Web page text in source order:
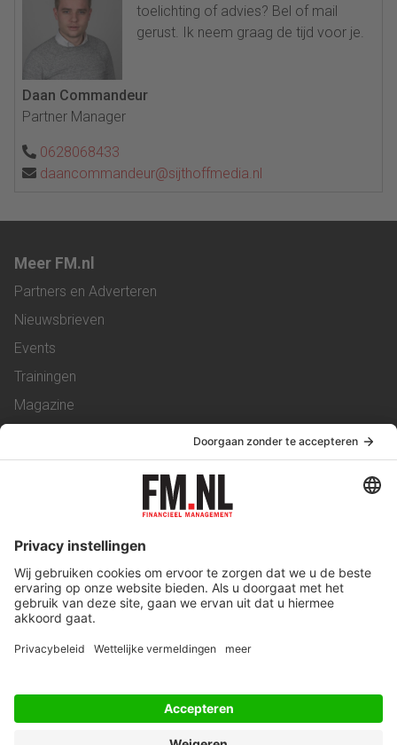
toelichting of advies? Bel of mail
gerust. Ik neem graag de tijd voor je.
Daan Commandeur
Partner Manager
0628068433
daancommandeur@sijthoffmedia.nl
Meer FM.nl
Partners en Adverteren
Nieuwsbrieven
Events
Trainingen
Magazine
Service & Contact
Werken bij ons
Privacy Statement
Algemene Voorwaarden